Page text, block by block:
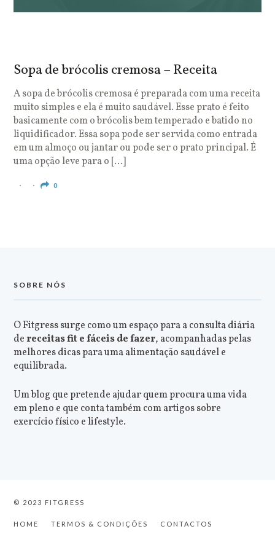
Sopa de brócolis cremosa – Receita
A sopa de brócolis cremosa é preparada com uma receita
muito simples e ela é muito saudável. Esse prato é feito
basicamente com o brócolis bem temperado e batido no
liquidificador. Essa sopa pode ser servida como entrada
em um almoço ou jantar ou pode ser o prato principal. É
uma opção leve para o […]
0
SOBRE NÓS
O Fitgress surge como um espaço para a consulta diária
dereceitas fit e fáceis de fazer, acompanhadas pelas
melhores dicas para uma alimentação saudável e
equilibrada.
Um blog que pretende ajudar quem procura uma vida
em pleno e que conta também com artigos sobre
exercício físico e lifestyle.
© 2023 FITGRESS
HOME TERMOS & CONDIÇÕES CONTACTOS